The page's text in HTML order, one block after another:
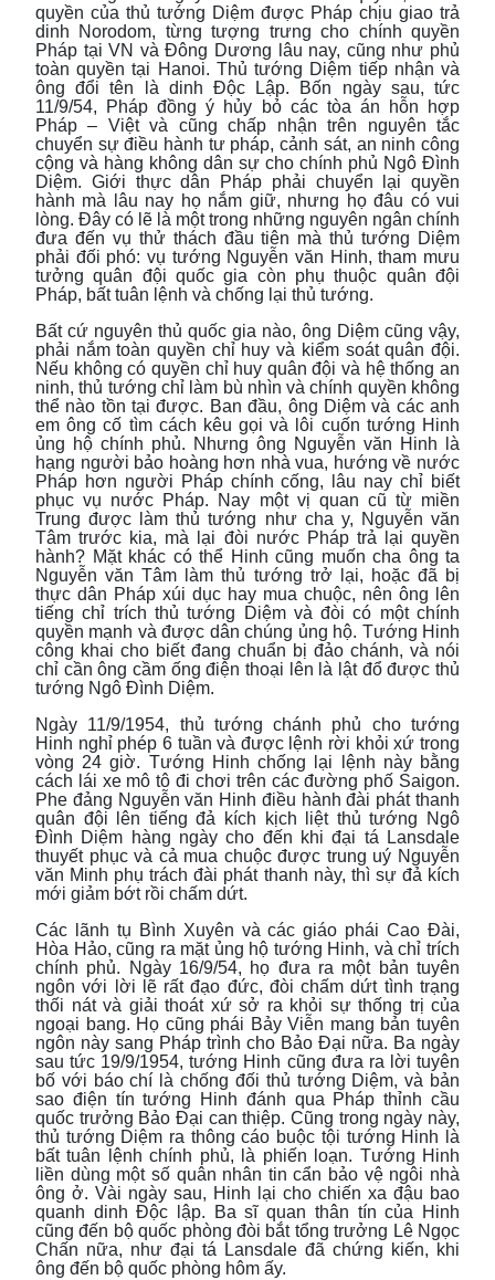
quyền của thủ tướng Diệm được Pháp chịu giao trả
dinh Norodom, từng tượng trưng cho chính quyền
Pháp tại VN và Đông Dương lâu nay, cũng như phủ
toàn quyền tại Hanoi. Thủ tướng Diệm tiếp nhận và
ông đổi tên là dinh Độc Lập. Bốn ngày sau, tức
11/9/54, Pháp đồng ý hủy bỏ các tòa án hỗn hợp
Pháp – Việt và cũng chấp nhận trên nguyên tắc
chuyển sự điều hành tư pháp, cảnh sát, an ninh công
cộng và hàng không dân sự cho chính phủ Ngô Đình
Diệm. Giới thực dân Pháp phải chuyển lại quyền
hành mà lâu nay họ nắm giữ, nhưng họ đâu có vui
lòng. Đây có lẽ là một trong những nguyên ngân chính
đưa đến vụ thử thách đầu tiên mà thủ tướng Diệm
phải đối phó: vụ tướng Nguyễn văn Hinh, tham mưu
tưởng quân đội quốc gia còn phụ thuộc quân đội
Pháp, bất tuân lệnh và chống lại thủ tướng.
Bất cứ nguyên thủ quốc gia nào, ông Diệm cũng vậy,
phải nắm toàn quyền chỉ huy và kiểm soát quân đội.
Nếu không có quyền chỉ huy quân đội và hệ thống an
ninh, thủ tướng chỉ làm bù nhìn và chính quyền không
thể nào tồn tại được. Ban đầu, ông Diệm và các anh
em ông cố tìm cách kêu gọi và lôi cuốn tướng Hinh
ủng hộ chính phủ. Nhưng ông Nguyễn văn Hinh là
hạng người bảo hoàng hơn nhà vua, hướng về nước
Pháp hơn người Pháp chính cống, lâu nay chỉ biết
phục vụ nước Pháp. Nay một vị quan cũ từ miền
Trung được làm thủ tướng như cha y, Nguyễn văn
Tâm trước kia, mà lại đòi nước Pháp trả lại quyền
hành? Mặt khác có thể Hinh cũng muốn cha ông ta
Nguyễn văn Tâm làm thủ tướng trở lại, hoặc đã bị
thực dân Pháp xúi dục hay mua chuộc, nên ông lên
tiếng chỉ trích thủ tướng Diệm và đòi có một chính
quyền mạnh và được dân chúng ủng hộ. Tướng Hinh
công khai cho biết đang chuẩn bị đảo chánh, và nói
chỉ cần ông cầm ống điện thoại lên là lật đổ được thủ
tướng Ngô Đình Diệm.
Ngày 11/9/1954, thủ tướng chánh phủ cho tướng
Hinh nghỉ phép 6 tuần và được lệnh rời khỏi xứ trong
vòng 24 giờ. Tướng Hinh chống lại lệnh này bằng
cách lái xe mô tô đi chơi trên các đường phố Saigon.
Phe đảng Nguyễn văn Hinh điều hành đài phát thanh
quân đội lên tiếng đả kích kịch liệt thủ tướng Ngô
Đình Diệm hàng ngày cho đến khi đại tá Lansdale
thuyết phục và cả mua chuộc được trung uý Nguyễn
văn Minh phụ trách đài phát thanh này, thì sự đả kích
mới giảm bớt rồi chấm dứt.
Các lãnh tụ Bình Xuyên và các giáo phái Cao Đài,
Hòa Hảo, cũng ra mặt ủng hộ tướng Hinh, và chỉ trích
chính phủ. Ngày 16/9/54, họ đưa ra một bản tuyên
ngôn với lời lẽ rất đạo đức, đòi chấm dứt tình trạng
thối nát và giải thoát xứ sở ra khỏi sự thống trị của
ngoại bang. Họ cũng phái Bảy Viễn mang bản tuyên
ngôn này sang Pháp trình cho Bảo Đại nữa. Ba ngày
sau tức 19/9/1954, tướng Hinh cũng đưa ra lời tuyên
bố với báo chí là chống đối thủ tướng Diệm, và bản
sao điện tín tướng Hinh đánh qua Pháp thỉnh cầu
quốc trưởng Bảo Đại can thiệp. Cũng trong ngày này,
thủ tướng Diệm ra thông cáo buộc tội tướng Hinh là
bất tuân lệnh chính phủ, là phiến loạn. Tướng Hinh
liền dùng một số quân nhân tin cẩn bảo vệ ngôi nhà
ông ở. Vài ngày sau, Hinh lại cho chiến xa đậu bao
quanh dinh Độc lập. Ba sĩ quan thân tín của Hinh
cũng đến bộ quốc phòng đòi bắt tổng trưởng Lê Ngọc
Chấn nữa, như đại tá Lansdale đã chứng kiến, khi
ông đến bộ quốc phòng hôm ấy.